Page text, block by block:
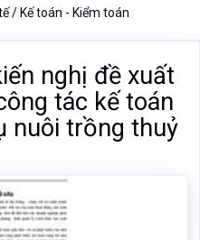
Kế toán - Kiểm toán
nghị đề xuất
tác kế toán
nuôi trồng thuỷ